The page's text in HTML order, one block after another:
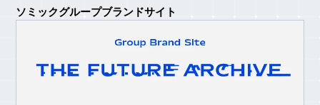
ソミックグループブランドサイト